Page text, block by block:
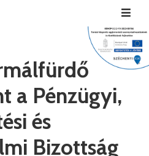
a Pénzügyi,
és
Bizottság